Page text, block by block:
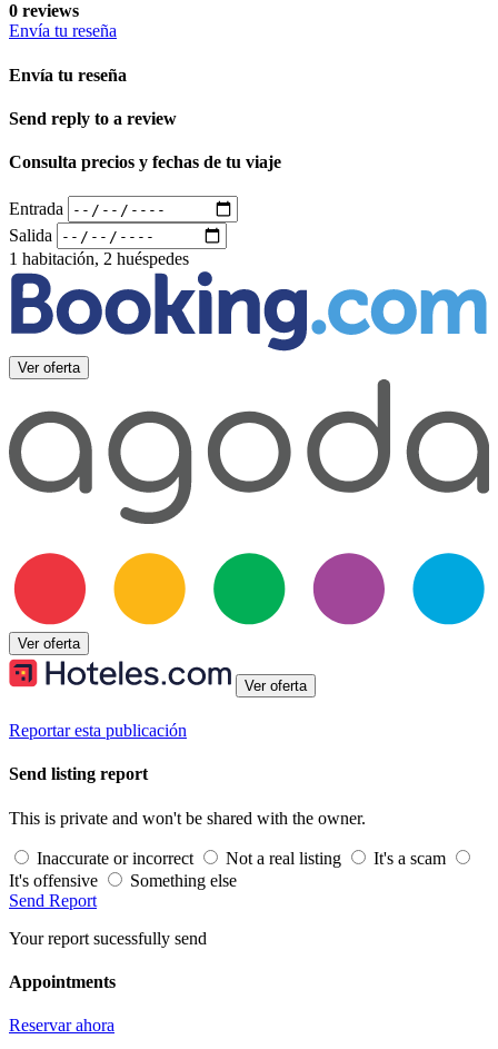
0 reviews
Envía tu reseña
Envía tu reseña
Send reply to a review
Consulta precios y fechas de tu viaje
Entrada
Salida
1 habitación, 2 huéspedes
Ver oferta
Ver oferta
Ver oferta
Reportar esta publicación
Send listing report
This is private and won't be shared with the owner.
Inaccurate or incorrect Not a real listing
It's a scam
It's offensive
Something else
Send Report
Your report sucessfully send
Appointments
Reservar ahora